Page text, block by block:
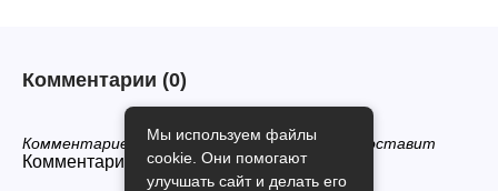
Комментарии (0)
Комментариев нет, будьте первым кто его оставит
Комментарии закрыты.
Мы используем файлы
cookie. Они помогают
улучшать сайт и делать его